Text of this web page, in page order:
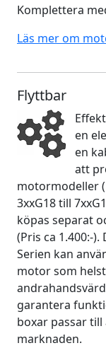
Komplettera
Läs mer om
Flyttbar
en
en
att
motormodeller
3xxG18 till
köpas separat
(Pris ca 1.400:-
Serien kan
motor som
garantera
boxar passar
marknaden.